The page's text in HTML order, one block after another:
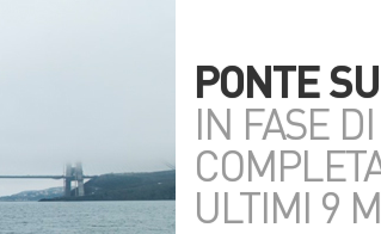
PONTE
IN FASE DI
ULTIMI 9